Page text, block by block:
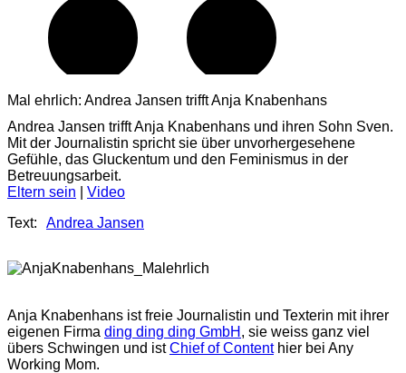
Mal ehrlich: Andrea Jansen trifft Anja Knabenhans
Andrea Jansen trifft Anja Knabenhans und ihren Sohn Sven.
Mit der Journalistin spricht sie über unvorhergesehene
Gefühle, das Gluckentum und den Feminismus in der
Betreuungsarbeit.
Eltern sein
Video
Text:
Andrea Jansen
Anja Knabenhans ist freie Journalistin und Texterin mit ihrer
eigenen Firma ding ding ding GmbH , sie weiss ganz viel
übers Schwingen und istChief of Contenthier bei Any
Working Mom.